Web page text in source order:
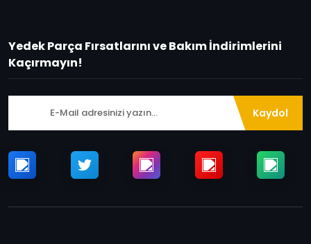
Yedek Parça Fırsatlarını ve Bakım İndirimlerini
Kaçırmayın!
Kaydol